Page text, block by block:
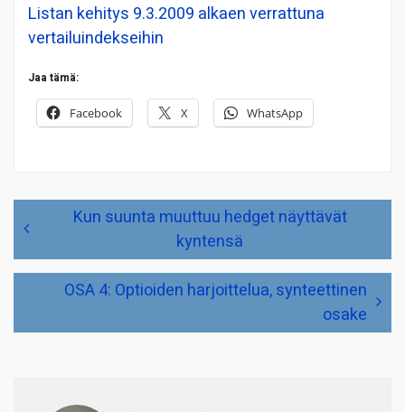
Listan kehitys 9.3.2009 alkaen verrattuna
vertailuindekseihin
Jaa tämä:
Facebook X WhatsApp
selaus
Kun suunta muuttuu hedget näyttävät
kyntensä
OSA 4: Optioiden harjoittelua, synteettinen
osake